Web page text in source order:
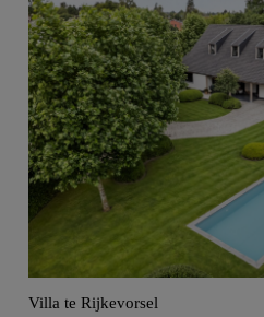
Villa te Rijkevorsel